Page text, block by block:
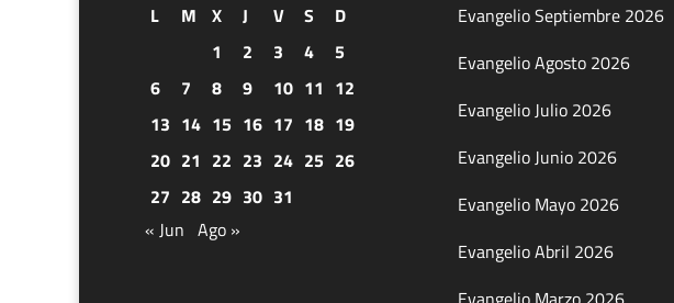
L M X J V S
D
1
2 3 4
5
6
7 8 9 10 11 12
13 14 15 16 17 18 19
20 21 22 23 24 25 26
27 28 29 30 31
« Jun Ago »
Evangelio Septiembre 2026
Evangelio Agosto 2026
Evangelio Julio 2026
Evangelio Junio 2026
Evangelio Mayo 2026
Evangelio Abril 2026